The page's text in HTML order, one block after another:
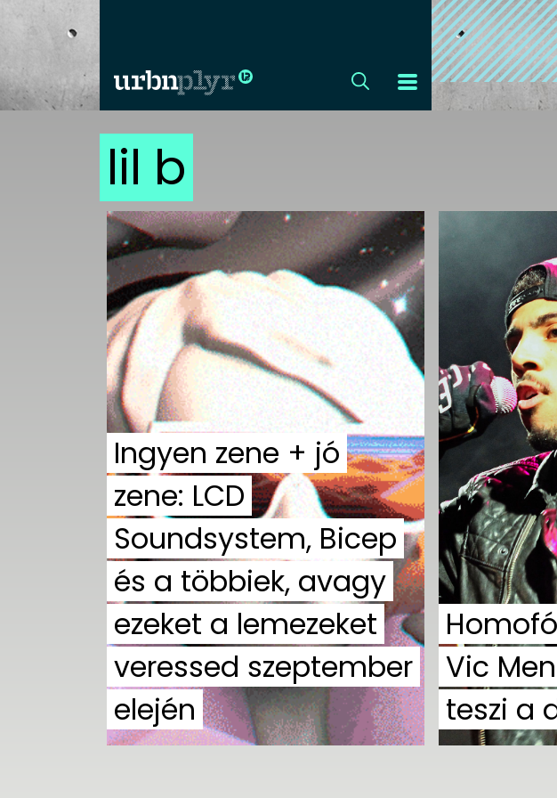
DIZÁJN
DIVAT
HIP
KULT
UTCA
ZENE
MÉDIAAJÁNLAT
IMPRESSZUM
PR-ARCHÍVUM
ADATKEZELÉSI
TÁJÉKOZTATÓ
lil b
Ingyen zene + jó
zene: LCD
Soundsystem, Bicep
és a többiek, avagy
ezeket a lemezeket
veressed szeptember
elején
Vic
teszi a